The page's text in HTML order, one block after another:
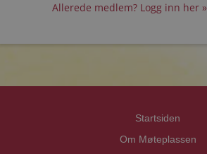
Allerede medlem? Logg inn her »
Startsiden
Om Møteplassen